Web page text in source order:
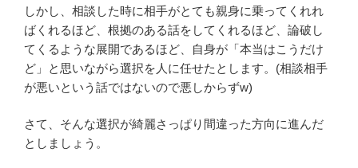
しかし、相談した時に相手がとても親身に乗ってくれれ
ばくれるほど、根拠のある話をしてくれるほど、論破し
てくるような展開であるほど、自身が「本当はこうだけ
ど」と思いながら選択を人に任せたとします。(相談相手
が悪いという話ではないので悪しからずw)
さて、そんな選択が綺麗さっぱり間違った方向に進んだ
としましょう。